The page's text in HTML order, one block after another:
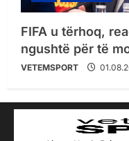
FIFA u tërhoq,
ngushtë për të
VETEMSPORT